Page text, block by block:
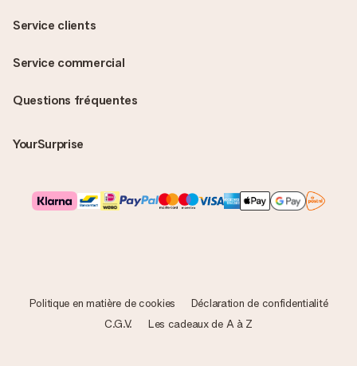
Questions fréquentes
YourSurprise
Service clients
Service commercial
Politique en matière de cookies
Déclaration de confidentialité
C.G.V.
Les cadeaux de A à Z